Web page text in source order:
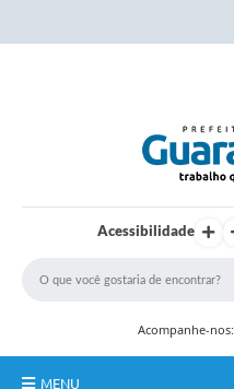
Acessibilidade
Acompanhe-nos:
MENU